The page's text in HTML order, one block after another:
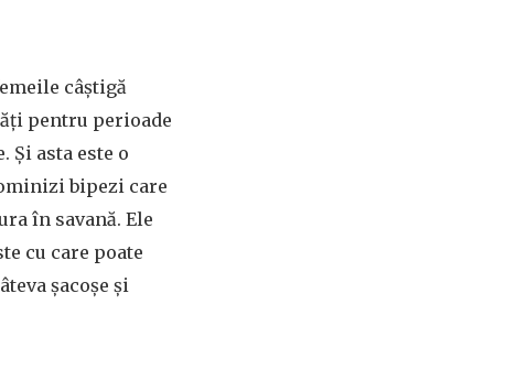
câștigă
pentru perioade
Și asta este o
bipezi care
în savană. Ele
cu care poate
șacoșe și